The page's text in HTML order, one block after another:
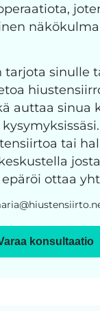
tarjota sinulle
auttaa sinua
tai
ottaa
konsultaatio